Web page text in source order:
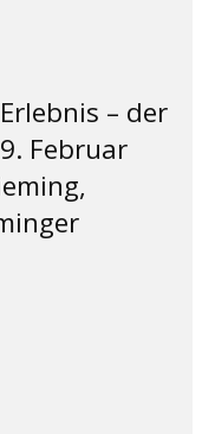
– der
Februar